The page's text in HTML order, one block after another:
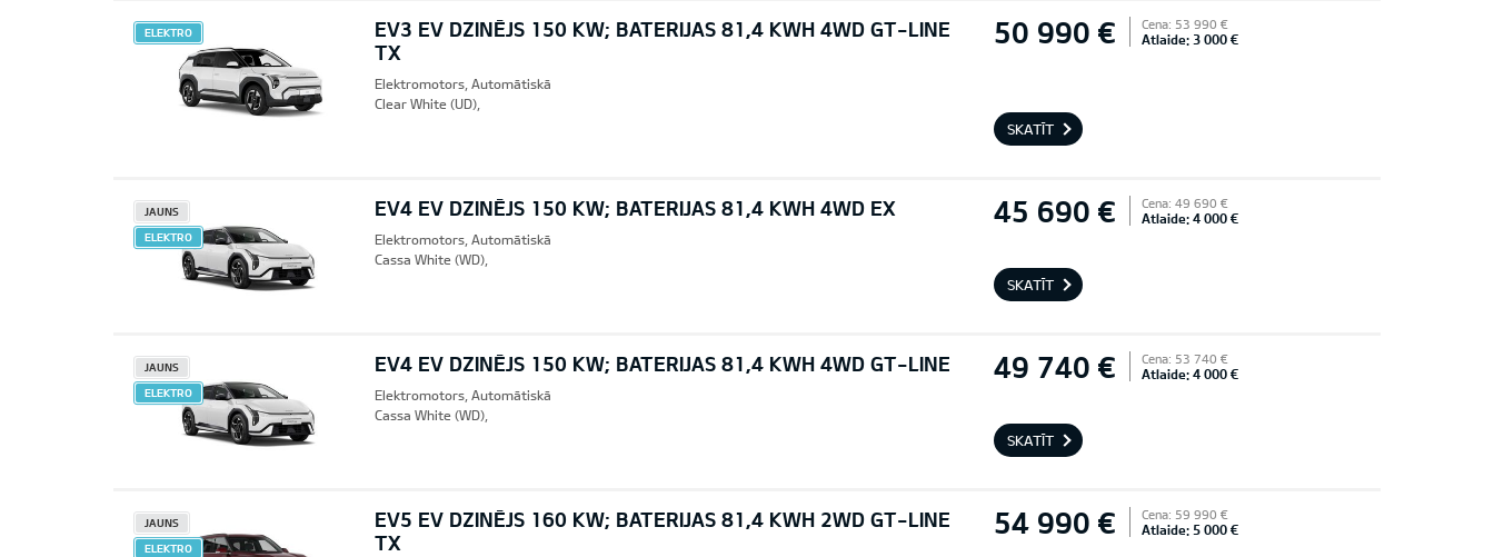
EV3 EV DZINĒJS 150 KW; BATERIJAS 81,4 KWH 4WD GT-LINE
TX
50 990 € Cena: 53 990 €
Atlaide: 3 000 €
ELEKTRO
Elektromotors, Automātiskā
Clear White (UD),
SKATĪT
EV4 EV DZINĒJS 150 KW; BATERIJAS 81,4 KWH 4WD EX 45 690 € Cena: 49 690 €
Atlaide: 4 000 €
JAUNS
ELEKTRO
Elektromotors, Automātiskā
Cassa White (WD),
SKATĪT
EV4 EV DZINĒJS 150 KW; BATERIJAS 81,4 KWH 4WD GT-LINE 49 740 € Cena: 53 740 €
Atlaide: 4 000 €
JAUNS
ELEKTRO
Elektromotors, Automātiskā
Cassa White (WD),
SKATĪT
EV5 EV DZINĒJS 160 KW; BATERIJAS 81,4 KWH 2WD GT-LINE
TX
54 990 € Cena: 59 990 €
Atlaide: 5 000 €
JAUNS
ELEKTRO